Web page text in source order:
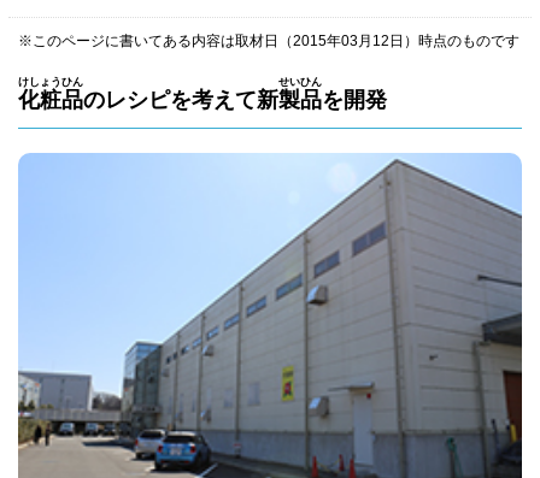
※このページに書いてある内容は取材日（2015年03月12日）時点のものです
化粧品
けしょうひん
のレシピを考えて新製品
せいひん
を開発